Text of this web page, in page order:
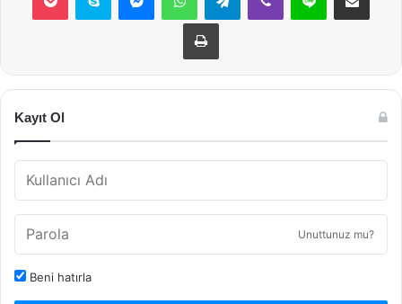
Yazdır
Kayıt Ol
Unuttunuz mu?
Beni hatırla